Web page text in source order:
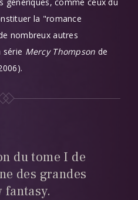
du tome I de
des grandes
la "romance
nombreux autres
série Mercy Thompson de